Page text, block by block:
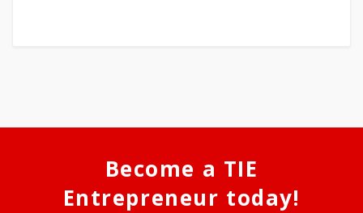
Become a TIE
Entrepreneur today!